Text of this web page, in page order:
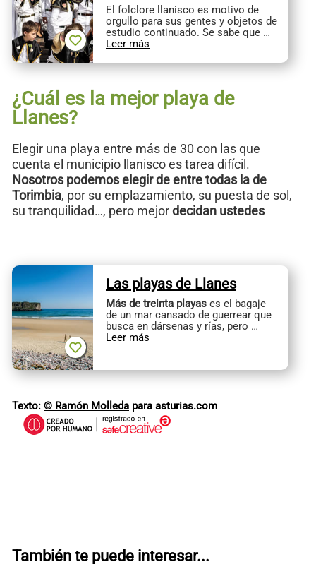
El folclore llanisco es motivo de
orgullo para sus gentes y objetos de
estudio continuado. Se sabe que …
Leer más
¿Cuál es la mejor playa de
Llanes?
Elegir una playa entre más de 30 con las que
cuenta el municipio llanisco es tarea difícil.
Nosotros podemos elegir de entre todas la de
Torimbia, por su emplazamiento, su puesta de sol,
su tranquilidad…, pero mejordecidan ustedes
Las playas de Llanes
Más de treinta playas es el bagaje
de un mar cansado de guerrear que
busca en dársenas y rías, pero …
Leer más
Texto: © Ramón Molleda para asturias.com
También te puede interesar...